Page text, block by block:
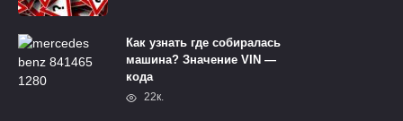
Как узнать где собиралась
машина? Значение VIN —
кода
22к.